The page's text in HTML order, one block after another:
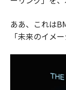
ああ、これは
「未来のイメ